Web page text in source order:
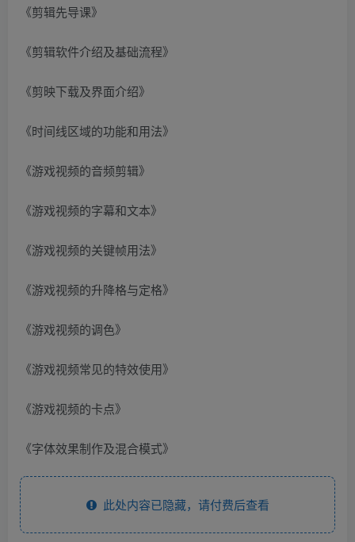
《剪辑先导课》
《剪辑软件介绍及基础流程》
《剪映下载及界面介绍》
《时间线区域的功能和用法》
《游戏视频的音频剪辑》
《游戏视频的字幕和文本》
《游戏视频的关键帧用法》
《游戏视频的升降格与定格》
《游戏视频的调色》
《游戏视频常见的特效使用》
《游戏视频的卡点》
《字体效果制作及混合模式》
此处内容已隐藏，请付费后查看